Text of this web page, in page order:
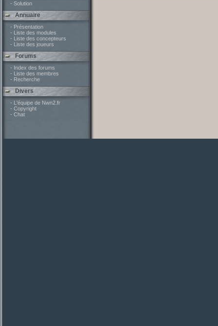
- Solution
Annuaire
- Présentation
- Liste des modules
- Liste des concepteurs
- Liste des joueurs
Forums
- Index des forums
- Liste des membres
- Recherche
Divers
- L'équipe de Nwn2.fr
- Copyright
- Chat